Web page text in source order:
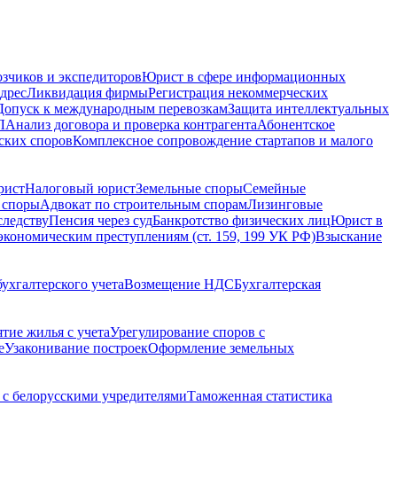
и экспедиторовЮрист в сфере информационных
Ликвидация фирмыРегистрация некоммерческих
к международным перевозкамЗащита интеллектуальных
Анализ договора и проверка контрагентаАбонентское
споровКомплексное сопровождение стартапов и малого
Налоговый юристЗемельные спорыСемейные
Адвокат по строительным спорамЛизинговые
Пенсия через судБанкротство физических лицЮрист в
преступлениям (ст. 159, 199 УК РФ)Взыскание
учетаВозмещение НДСБухгалтерская
жилья с учетаУрегулирование споров с
Узаконивание построекОформление земельных
белорусскими учредителямиТаможенная статистика